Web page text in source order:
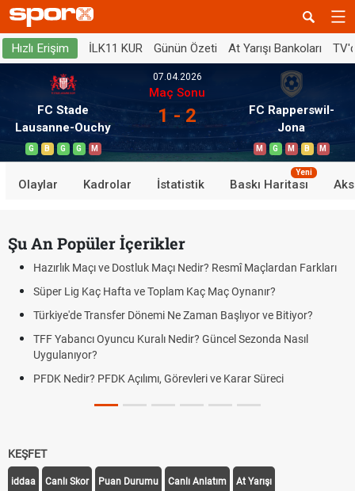
Hızlı Erişim İLK11 KUR Günün Özeti At Yarışı Bankoları
FC Stade
Lausanne-Ouchy
G B G G M
07.04.2026
Maç Sonu
1 - 2
FC Rapperswil-
Jona
M G M B M
Olaylar Kadrolar İstatistik Baskı Haritası
Yeni
Şu An Popüler İçerikler
Hazırlık Maçı ve Dostluk Maçı Nedir? Resmî Maçlardan Farkları
Süper Lig Kaç Hafta ve Toplam Kaç Maç Oynanır?
Türkiye'de Transfer Dönemi Ne Zaman Başlıyor ve Bitiyor?
TFF Yabancı Oyuncu Kuralı Nedir? Güncel Sezonda Nasıl
Uygulanıyor?
PFDK Nedir? PFDK Açılımı, Görevleri ve Karar Süreci
KEŞFET
iddaa Canlı Skor Puan Durumu Canlı Anlatım At Yarışı